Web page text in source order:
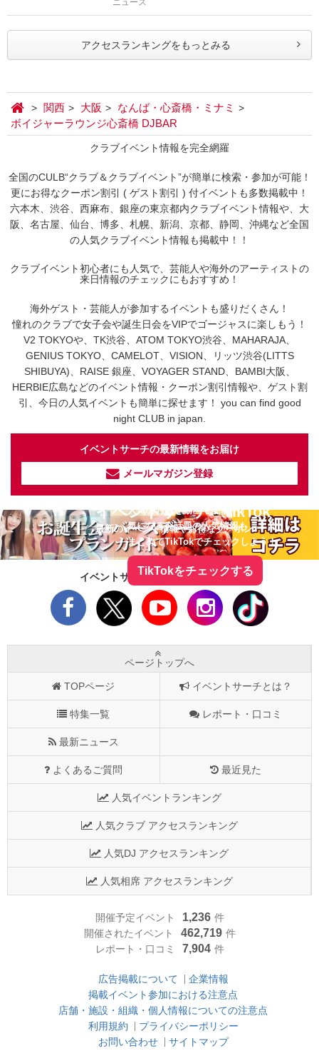
アクセスランキングをもっとみる
関西 大阪
なんば・心斎橋・ミナミ
ボイジャーラウンジ心斎橋 DJBAR
クラブイベント情報を完全網羅
全国のCULB“クラブ＆クラブイベント”が簡単に検索・参加が可能！
更にお得なクーポン割引 ( ゲスト割引 ) 付イベントも多数掲載中！
六本木、渋谷、西麻布、銀座の東京都内クラブイベント情報や、大
阪、名古屋、仙台、博多、札幌、新潟、京都、静岡、沖縄など全国
の人気クラブイベント情報も掲載中！！
クラブイベント初心者にも人気で、芸能人や海外のアーティストの
来日情報のチェックにもおすすめ！
海外ゲスト・芸能人が参加するイベントも盛りだくさん！
憧れのクラブで女子会や誕生日会をVIPでゴージャスに楽しもう！
V2 TOKYOや、TK渋谷、ATOM TOKYO渋谷、MAHARAJA、
GENIUS TOKYO、CAMELOT、VISION、リッツ渋谷(LITTS
SHIBUYA)、RAISE 銀座、VOYAGER STAND、BAMBI大阪、
HERBIE広島などのイベント情報・クーポン割引情報や、ゲスト割
引、今日の人気イベントも簡単に探せます！ you can find good
night CLUB in japan.
イベントサーチの最新情報をお届け
メールマガジン登録
イベントサーチ - TikTok
最新のイベント情報やお得なクーポン
人気のお店を動画で配信中！
気になる今話題の人気情報も
まとめてTikTokでチェックしよう！
TikTokをチェックする
イベントサーチをフォローしよう！
ページトップへ
TOPページ イベントサーチとは？
特集一覧 レポート・口コミ
最新ニュース
よくあるご質問 最近見た
人気イベントランキング
人気クラブ アクセスランキング
人気DJ アクセスランキング
人気相席 アクセスランキング
開催予定イベント 1,236 件
開催されたイベント
462,719 件
レポート・口コミ
7,904 件
広告掲載について
企業情報
掲載イベント参加における注意点
店舗・施設・組織・個人情報についての注意点
利用規約
プライバシーポリシー
お問い合わせ
サイトマップ